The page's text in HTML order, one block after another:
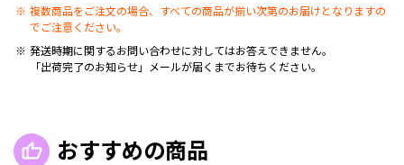
複数商品をご注文の場合、すべての商品が揃い次第のお届けとなりますの
でご注意ください。
発送時期に関するお問い合わせに対してはお答えできません。
「出荷完了のお知らせ」メールが届くまでお待ちください。
おすすめの商品